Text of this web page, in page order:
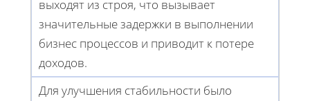
выходят из строя, что вызывает
значительные задержки в выполнении
бизнес процессов и приводит к потере
доходов.
Для улучшения стабильности было